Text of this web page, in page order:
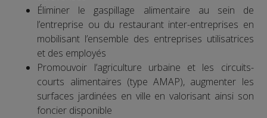
Éliminer le gaspillage alimentaire au sein de
l’entreprise ou du restaurant inter-entreprises en
mobilisant l’ensemble des entreprises utilisatrices
et des employés
Promouvoir l’agriculture urbaine et les circuits-
courts alimentaires (type AMAP), augmenter les
surfaces jardinées en ville en valorisant ainsi son
foncier disponible